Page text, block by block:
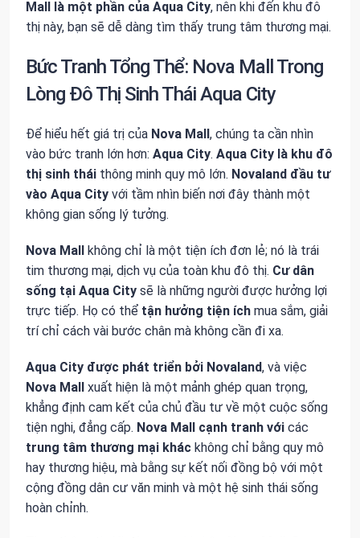
Mall là một phần của Aqua City, nên khi đến khu đô
thị này, bạn sẽ dễ dàng tìm thấy trung tâm thương mại.
Bức Tranh Tổng Thể: Nova Mall Trong
Lòng Đô Thị Sinh Thái Aqua City
Để hiểu hết giá trị của Nova Mall, chúng ta cần nhìn
vào bức tranh lớn hơn: Aqua City. Aqua City là khu đô
thị sinh thái thông minh quy mô lớn. Novaland đầu tư
vào Aqua City với tầm nhìn biến nơi đây thành một
không gian sống lý tưởng.
Nova Mall không chỉ là một tiện ích đơn lẻ; nó là trái
tim thương mại, dịch vụ của toàn khu đô thị. Cư dân
sống tại Aqua City sẽ là những người được hưởng lợi
trực tiếp. Họ có thể tận hưởng tiện ích mua sắm, giải
trí chỉ cách vài bước chân mà không cần đi xa.
Aqua City được phát triển bởi Novaland, và việc
Nova Mall xuất hiện là một mảnh ghép quan trọng,
khẳng định cam kết của chủ đầu tư về một cuộc sống
tiện nghi, đẳng cấp. Nova Mall cạnh tranh với các
trung tâm thương mại khác không chỉ bằng quy mô
hay thương hiệu, mà bằng sự kết nối đồng bộ với một
cộng đồng dân cư văn minh và một hệ sinh thái sống
hoàn chỉnh.